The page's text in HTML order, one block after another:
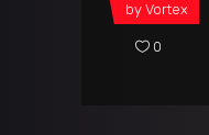
by Vortex
0